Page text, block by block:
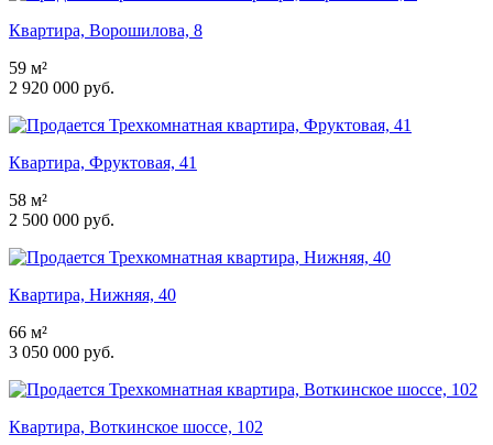
Квартира, Ворошилова, 8
59 м²
2 920 000 руб.
Квартира, Фруктовая, 41
58 м²
2 500 000 руб.
Квартира, Нижняя, 40
66 м²
3 050 000 руб.
Квартира, Воткинское шоссе, 102